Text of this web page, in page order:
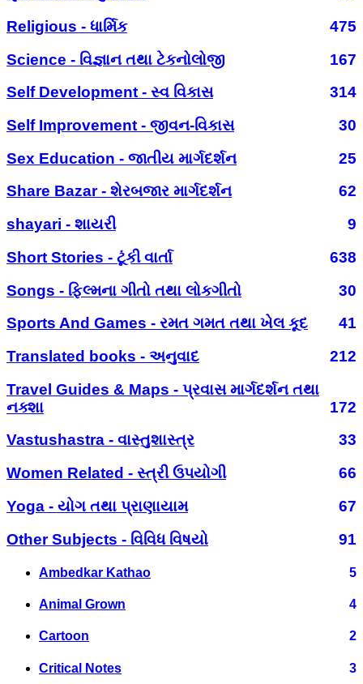
Religious - ધાર્મિક
475
Science - વિજ્ઞાન તથા ટેકનોલોજી
167
Self Development - સ્વ વિકાસ
314
Self Improvement - જીવન-વિકાસ
30
Sex Education - જાતીય માર્ગદર્શન
25
Share Bazar - શેરબજાર માર્ગદર્શન
62
shayari - શાયરી
9
Short Stories - ટૂંકી વાર્તા
638
Songs - ફિલ્મના ગીતો તથા લોકગીતો
30
Sports And Games - રમત ગમત તથા ખેલ કૂદ
41
Translated books - અનુવાદ
212
Travel Guides & Maps - પ્રવાસ માર્ગદર્શન તથા
નક્શા
172
Vastushastra - વાસ્તુશાસ્ત્ર
33
Women Related - સ્ત્રી ઉપયોગી
66
Yoga - યોગ તથા પ્રાણાયામ
67
Other Subjects - વિવિધ વિષયો
91
Ambedkar Kathao 5
Animal Grown 4
Cartoon 2
Critical Notes 3